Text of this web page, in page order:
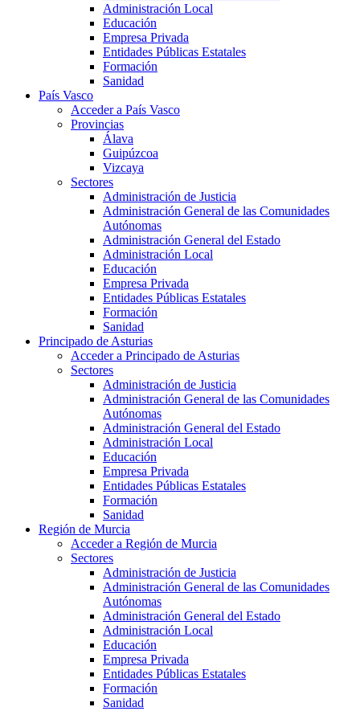
Administración Local
Educación
Empresa Privada
Entidades Públicas Estatales
Formación
Sanidad
País Vasco
Acceder a País Vasco
Provincias
Álava
Guipúzcoa
Vizcaya
Sectores
Administración de Justicia
Administración General de las Comunidades
Autónomas
Administración General del Estado
Administración Local
Educación
Empresa Privada
Entidades Públicas Estatales
Formación
Sanidad
Principado de Asturias
Acceder a Principado de Asturias
Sectores
Administración de Justicia
Administración General de las Comunidades
Autónomas
Administración General del Estado
Administración Local
Educación
Empresa Privada
Entidades Públicas Estatales
Formación
Sanidad
Región de Murcia
Acceder a Región de Murcia
Sectores
Administración de Justicia
Administración General de las Comunidades
Autónomas
Administración General del Estado
Administración Local
Educación
Empresa Privada
Entidades Públicas Estatales
Formación
Sanidad